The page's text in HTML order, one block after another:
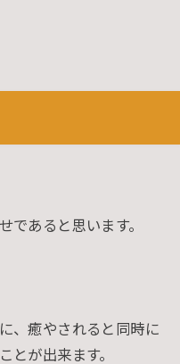
であると思います。
、癒やされると同時に
とが出来ます。